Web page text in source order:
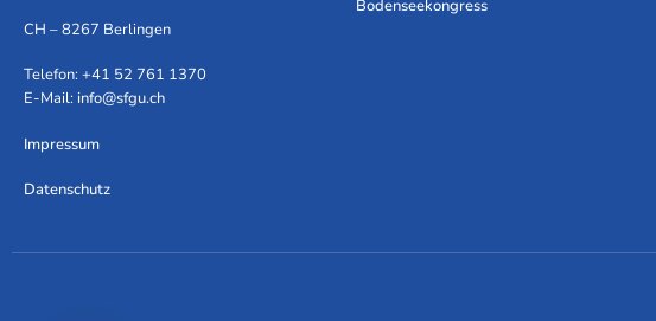
CH – 8267 Berlingen
Telefon: +41 52 761 1370
E-Mail: info@sfgu.ch
Impressum
Datenschutz
Bodenseekongress